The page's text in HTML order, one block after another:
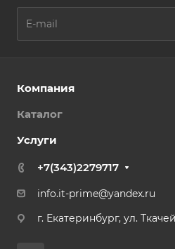
Компания
Каталог
Услуги
+7(343)2279717
info.it-prime@yandex.ru
г. Екатеринбург, ул.